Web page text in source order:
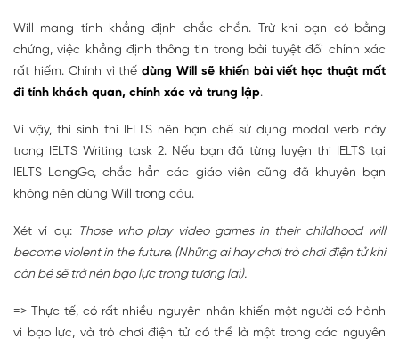
Will mang tính khẳng định chắc chắn. Trừ khi bạn có bằng
chứng, việc khẳng định thông tin trong bài tuyệt đối chính xác
rất hiếm. Chính vì thếdùng Will sẽ khiến bài viết học thuật mất
đi tính khách quan, chính xác và trung lập.
Vì vậy, thí sinh thi IELTS nên hạn chế sử dụng modal verb này
trong IELTS Writing task 2. Nếu bạn đã từng luyện thi IELTS tại
IELTS LangGo, chắc hẳn các giáo viên cũng đã khuyên bạn
không nên dùng Will trong câu.
Xét ví dụ:
Those who play video games in their childhood will
become violent in the future. (Những ai hay chơi trò chơi điện tử khi
còn bé sẽ trở nên bạo lực trong tương lai).
=> Thực tế, có rất nhiều nguyên nhân khiến một người có hành
vi bạo lực, và trò chơi điện tử có thể là một trong các nguyên